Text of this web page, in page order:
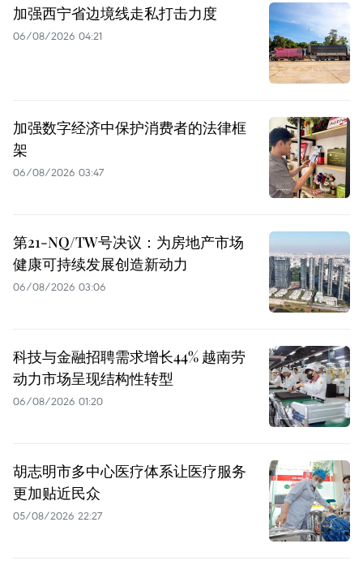
加强西宁省边境线走私打击力度
06/08/2026 04:21
加强数字经济中保护消费者的法律框
架
06/08/2026 03:47
第21-NQ/TW号决议：为房地产市场
健康可持续发展创造新动力
06/08/2026 03:06
科技与金融招聘需求增长44% 越南劳
动力市场呈现结构性转型
06/08/2026 01:20
胡志明市多中心医疗体系让医疗服务
更加贴近民众
05/08/2026 22:27